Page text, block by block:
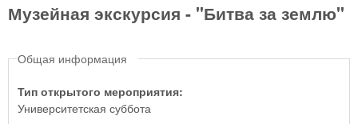
Музейная экскурсия - "Битва за землю"
Общая информация
Тип открытого мероприятия:
Университетская суббота